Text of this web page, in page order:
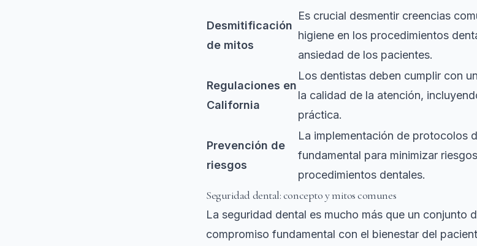
Desmitificación
de mitos
Es crucial desmentir creencias
higiene en los procedimientos
ansiedad de los pacientes.
Regulaciones en
California
Los dentistas deben cumplir con
la calidad de la atención,
práctica.
Prevención de
riesgos
La implementación de protocolos
fundamental para minimizar
procedimientos dentales.
Seguridad dental: concepto y mitos comunes
La seguridad dental es mucho más que un conjunto
compromiso fundamental con el bienestar del